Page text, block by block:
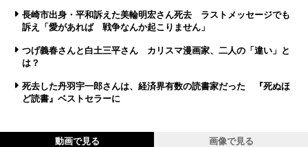
長崎市出身・平和訴えた美輪明宏さん死去 ラストメッセージでも
訴え「愛があれば 戦争なんか起こりません」
つげ義春さんと白土三平さん カリスマ漫画家、二人の「違い」と
は？
死去した丹羽宇一郎さんは、経済界有数の読書家だった 『死ぬほ
ど読書』ベストセラーに
動画で見る 画像で見る